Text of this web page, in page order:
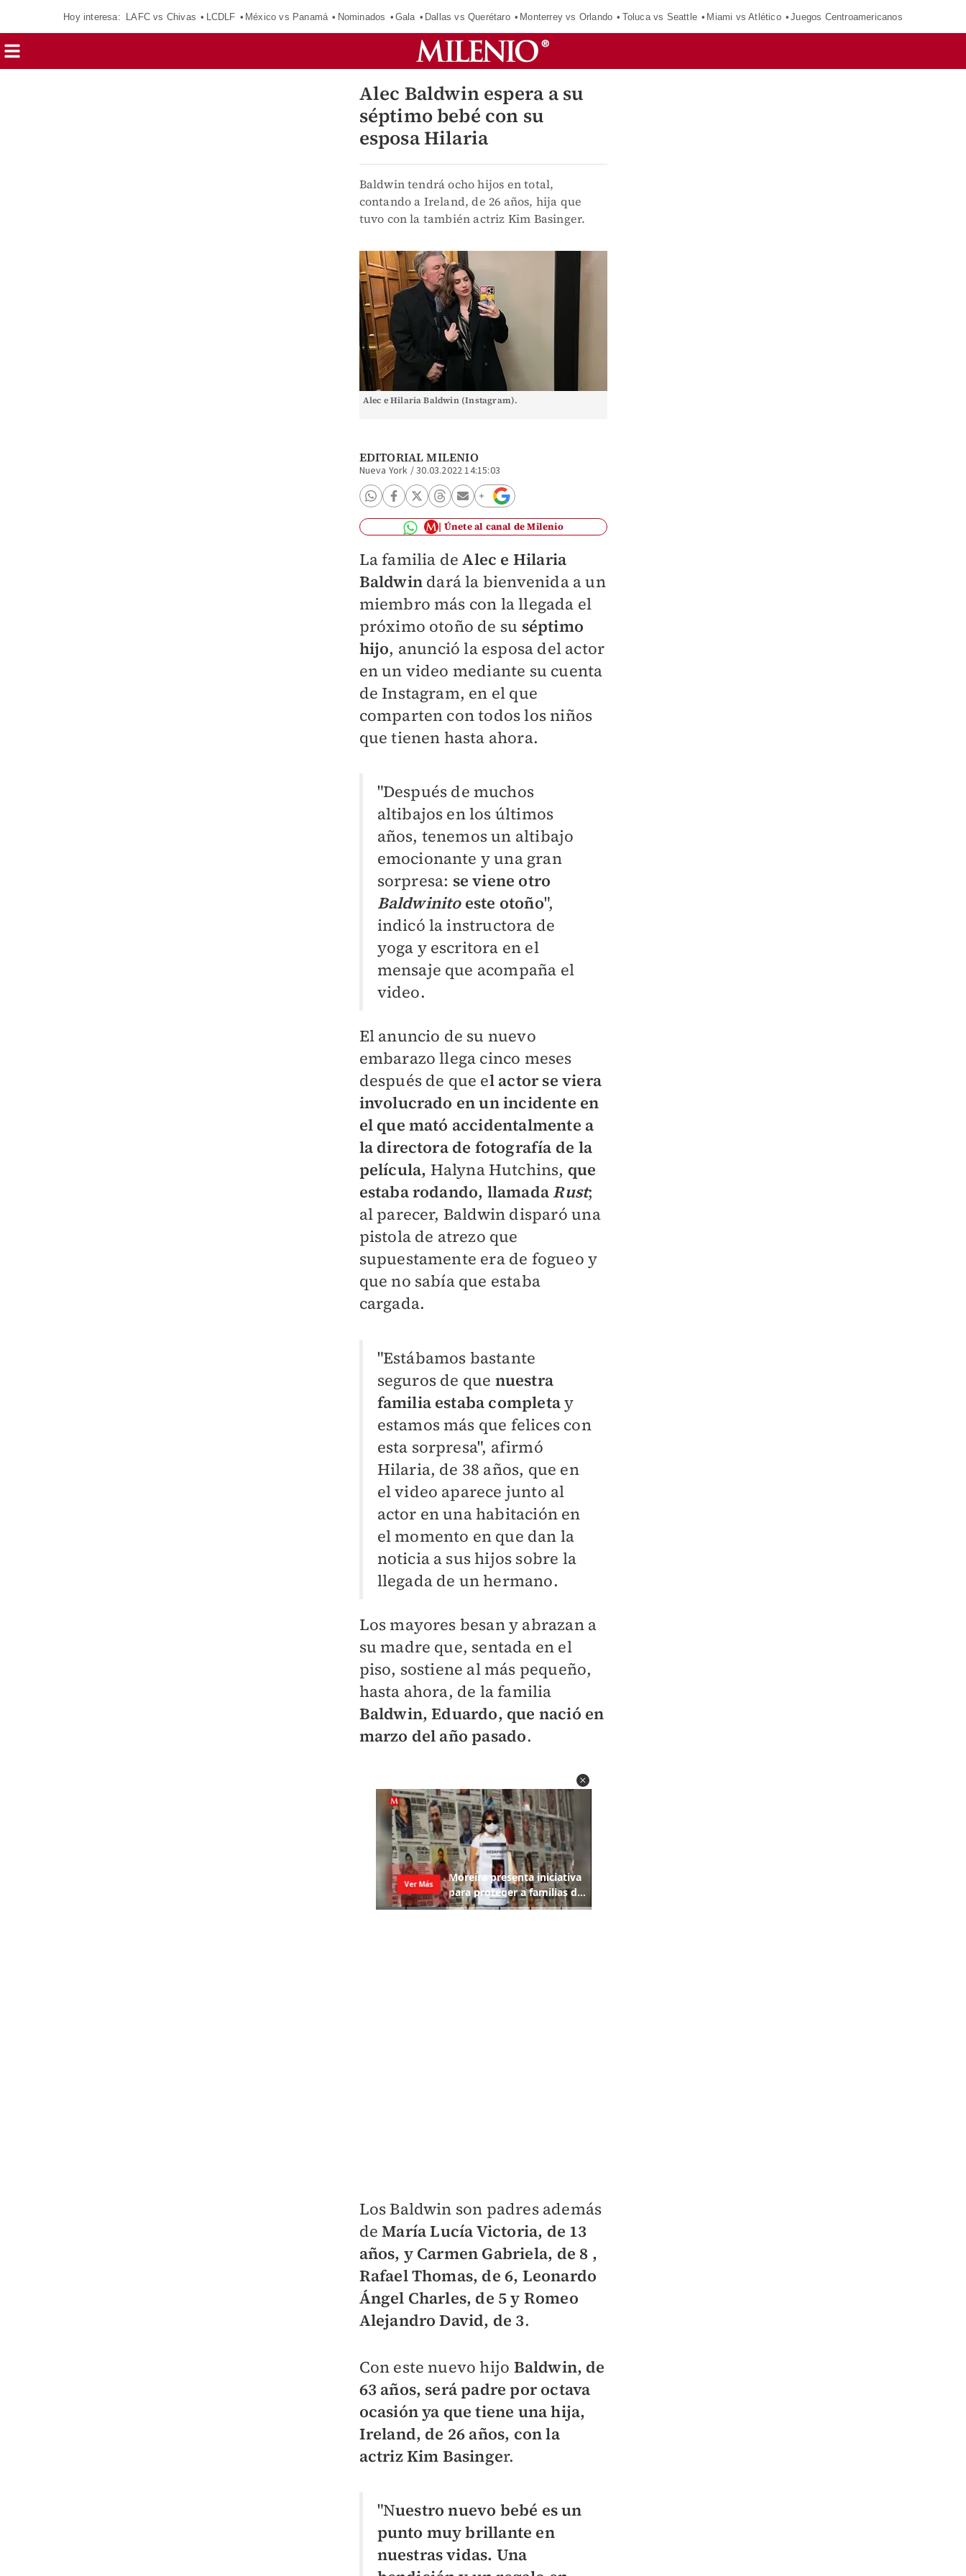
Hoy interesa: LAFC vs Chivas LCDLF México vs Panamá Nominados Gala Dallas vs Querétaro Monterrey vs Orlando Toluca vs Seattle Miami vs Atlético Juegos Centroamericanos
Alec Baldwin espera a su
séptimo bebé con su
esposa Hilaria
Baldwin tendrá ocho hijos en total,
contando a Ireland, de 26 años, hija que
tuvo con la también actriz Kim Basinger.
Alec e Hilaria Baldwin (Instagram).
EDITORIAL MILENIO
Nueva York /30.03.2022 14:15:03
Únete al canal de Milenio
La familia deAlec e Hilaria
Baldwin dará la bienvenida a un
miembro más con la llegada el
próximo otoño de su séptimo
hijo, anunció la esposa del actor
en un video mediante su cuenta
de Instagram, en el que
comparten con todos los niños
que tienen hasta ahora.
"Después de muchos
altibajos en los últimos
años, tenemos un altibajo
emocionante y una gran
sorpresa: se viene otro
Baldwinito este otoño",
indicó la instructora de
yoga y escritora en el
mensaje que acompaña el
video.
El anuncio de su nuevo
embarazo llega cinco meses
después de que el actor se viera
involucrado en un incidente en
el que mató accidentalmente a
la directora de fotografía de la
película, Halyna Hutchins, que
estaba rodando, llamada Rust;
al parecer, Baldwin disparó una
pistola de atrezo que
supuestamente era de fogueo y
que no sabía que estaba
cargada.
"Estábamos bastante
seguros de que nuestra
familia estaba completay
estamos más que felices con
esta sorpresa", afirmó
Hilaria, de 38 años, que en
el video aparece junto al
actor en una habitación en
el momento en que dan la
noticia a sus hijos sobre la
llegada de un hermano.
Los mayores besan y abrazan a
su madre que, sentada en el
piso, sostiene al más pequeño,
hasta ahora, de la familia
Baldwin, Eduardo, que nació en
marzo del año pasado.
Los Baldwin son padres además
deMaría Lucía Victoria, de 13
años, y Carmen Gabriela, de 8 ,
Rafael Thomas, de 6, Leonardo
Ángel Charles, de 5 y Romeo
Alejandro David, de 3.
Con este nuevo hijo Baldwin, de
63 años, será padre por octava
ocasión ya que tiene una hija,
Ireland, de 26 años, con la
actriz Kim Basinger.
"Nuestro nuevo bebé es un
punto muy brillante en
nuestras vidas. Una